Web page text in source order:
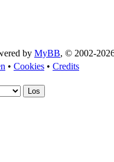
by MyBB, © 2002-
• Cookies • Credits